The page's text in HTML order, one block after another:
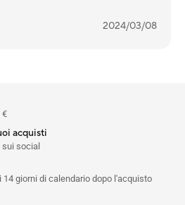
2024/03/08
€
acquisti
social
14 giorni di calendario dopo l'acquisto